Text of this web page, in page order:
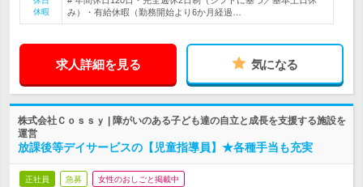
休暇
み）・有給休暇（勤務開始より6か月経過…
求人詳細を見る 気になる
株式会社Ｃｏｓｓｙ | 障がいのある子ども達の自立と成長を支援する施設を
運営
放課後等デイサービスの【児童指導員】★各種手当も充実
正社員 急募 女性のおしごと掲載中